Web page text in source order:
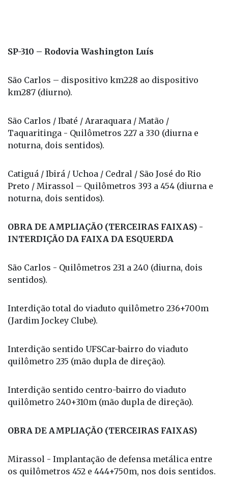
SP-310 – Rodovia Washington Luís
São Carlos – dispositivo km228 ao dispositivo
km287 (diurno).
São Carlos / Ibaté / Araraquara / Matão /
Taquaritinga - Quilômetros 227 a 330 (diurna e
noturna, dois sentidos).
Catiguá / Ibirá / Uchoa / Cedral / São José do Rio
Preto / Mirassol – Quilômetros 393 a 454 (diurna e
noturna, dois sentidos).
OBRA DE AMPLIAÇÃO (TERCEIRAS FAIXAS) -
INTERDIÇÃO DA FAIXA DA ESQUERDA
São Carlos - Quilômetros 231 a 240 (diurna, dois
sentidos).
Interdição total do viaduto quilômetro 236+700m
(Jardim Jockey Clube).
Interdição sentido UFSCar-bairro do viaduto
quilômetro 235 (mão dupla de direção).
Interdição sentido centro-bairro do viaduto
quilômetro 240+310m (mão dupla de direção).
OBRA DE AMPLIAÇÃO (TERCEIRAS FAIXAS)
Mirassol - Implantação de defensa metálica entre
os quilômetros 452 e 444+750m, nos dois sentidos.